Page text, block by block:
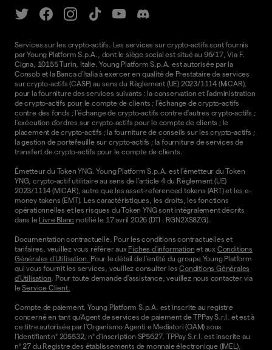
Services sur les crypto-actifs. Les services sur crypto-actifs sont fournis
par Young Platform S.p.A., dont le siège social est situé au 96/17, Via F.
Cigna, 10155 Turin, Italie. Young Platform S.p.A. est autorisée par la
Consob et la Banca d'Italia à exercer en qualité de Prestataire de services
sur crypto-actifs (CASP) au sens du Règlement (UE) 2023/1114 (MiCAR),
pour la fourniture des services suivants : la conservation et l'administration
de crypto-actifs pour le compte de clients ; l'échange de crypto-actifs
contre des fonds ; l'échange de crypto-actifs contre d'autres crypto-actifs ;
l'exécution d'ordres sur crypto-actifs pour le compte de clients ; le
placement de crypto-actifs ; la fourniture de conseils sur les crypto-actifs ;
la gestion de portefeuille sur crypto-actifs ; la fourniture de services de
transfert de crypto-actifs pour le compte de clients.
Émetteur du Token YNG. Young Platform S.p.A. est l'émetteur du Token
YNG, crypto-actif utilitaire au sens de l'article 4 du Règlement (UE)
2023/1114 (MiCAR), autre que les asset-referenced tokens (ART) et les e-
money tokens (EMT). Les caractéristiques, les droits, les fonctions
opérationnelles et les risques du Token YNG sont intégralement décrits
dans le
Livre Blanc notifié le 17 avril 2026 (DTI : RGN2XS8ZG).
Documentation contractuelle. Pour les conditions contractuelles et
tarifaires, veuillez vous référer aux Fiches d'information et aux Conditions
Générales d'Utilisation. Pour le détail de l'entité du groupe Young Platform
qui vous fournit les services, veuillez consulter lesConditions Générales
d'Utilisation. Pour toute demande d'assistance, veuillez nous contacter via
leService Client.
Compte de paiement. Young Platform S.p.A. est inscrite au registre
concerné en tant qu'Agent de services de paiement de TPPay S.r.l. et est à
ce titre autorisée par l'Organismo Agenti e Mediatori (OAM) sous
l'identifiant n° 205532, n° d'inscription SP5627. TPPay S.r.l. est inscrite au
n° 27 du Registre des établissements de monnaie électronique (IMEL),